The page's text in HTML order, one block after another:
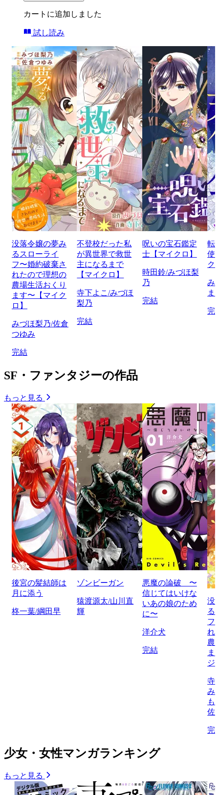
カートに追加しました
試し読み
没落令嬢の夢み
るスローライ
フ〜婚約破棄さ
れたので理想の
農場生活おくり
ます〜【マイク
ロ】
みづほ梨乃/佐倉
つゆみ
完結
不登校だった私
が異世界で救世
主になるまで
【マイクロ】
寺下よこ/みづほ
梨乃
完結
呪いの宝石鑑定
士【マイクロ】
時田鈴/みづほ梨
乃
完結
転
使
ク
み
ま
完
SF・ファンタジーの作品
もっと見る
後宮の髪結師は
月に添う
柊一葉/綱田早
ゾンビーガン
猿渡源太/山川直
輝
悪魔の論破 〜
信じてはいけな
いあの娘のため
に〜
洋介犬
完結
没
る
フ
れ
農
ま
ジ
寺
み
も
佐
完
少女・女性マンガランキング
もっと見る